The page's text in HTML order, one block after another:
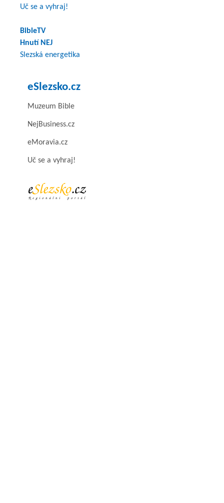
Uč se a vyhraj!
BibleTV
Hnutí NEJ
Slezská energetika
eSlezsko.cz
Muzeum Bible
NejBusiness.cz
eMoravia.cz
Uč se a vyhraj!